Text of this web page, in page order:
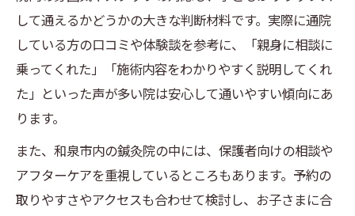
して通えるかどうかの大きな判断材料です。実際に通院
している方の口コミや体験談を参考に、「親身に相談に
乗ってくれた」「施術内容をわかりやすく説明してくれ
た」といった声が多い院は安心して通いやすい傾向にあ
ります。
また、和泉市内の鍼灸院の中には、保護者向けの相談や
アフターケアを重視しているところもあります。予約の
取りやすさやアクセスも合わせて検討し、お子さまに合